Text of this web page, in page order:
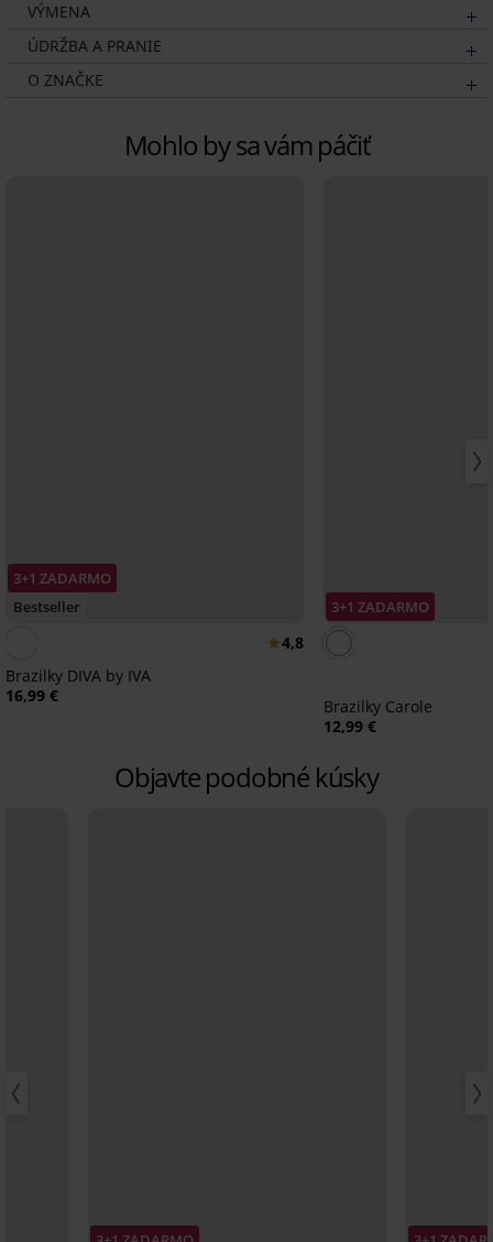
VÝMENA
ÚDRŽBA A PRANIE
O ZNAČKE
Mohlo by sa vám páčiť
3+1 ZADARMO
Bestseller
4,8
Brazilky DIVA by IVA
16,99 €
3+1 ZADARMO
Brazilky Carole
12,99 €
Objavte podobné kúsky